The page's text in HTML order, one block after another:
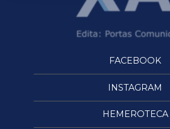
FACEBOOK
INSTAGRAM
HEMEROTECA